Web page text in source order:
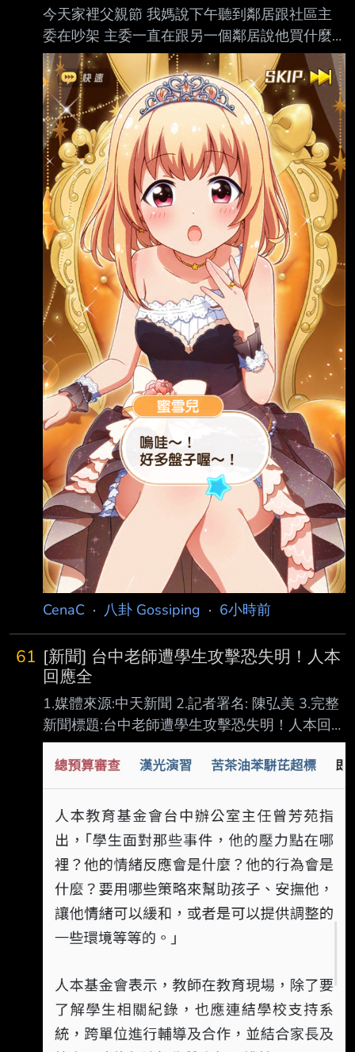
今天家裡父親節 我媽說下午聽到鄰居跟社區主
委在吵架 主委一直在跟另一個鄰居說他買什麼
東西單價41塊買貴了是被騙 結果同一個東西主
委跟社區報帳卻是單價43塊 我媽本來想參戰去
質疑主委涉嫌浮報公款 結果那個主委突然說社
區誤會他要大家跟他道歉 真的有夠誇張 大家會
想揍那個主委嗎？ -- 天津蒂液
CenaC · 八卦 Gossiping · 6小時前
61 [新聞] 台中老師遭學生攻擊恐失明！人本
回應全
1.媒體來源:中天新聞 2.記者署名: 陳弘美 3.完整
新聞標題:台中老師遭學生攻擊恐失明！人本回應
全網炸鍋轟：講啥風涼話 4.完整新聞內文: 台中
一所國中教師遭學生攻擊重傷恐失明。對此，人
本教育基金會台中辦公室表示，老師應 去了解
學生面對那些事的壓力點和情緒反應，找出策略
來幫孩子。此說法一出，再度引爆網 友對人本
的不滿，怒轟人本這樣會講，就去當老師，不要
專講風涼話，站著說話不腰疼。 台中市一所國
中於8月5日發生嚴重校園暴力事件，一名具有情
緒障礙身分的國一學生，在暑 期科學營課程中
情緒失控，持折斷的掃把柄